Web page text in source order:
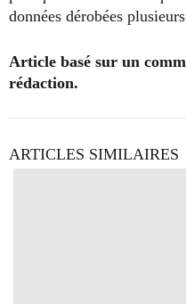
données dérobées
Article basé sur un
rédaction.
ARTICLES SIMILAIRES